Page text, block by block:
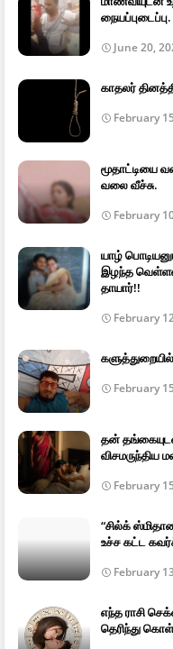
June 20,
காதலர்
February
மூதாட்டியை
வலை வீச்சு.
February
யாழ்
இழந்த
தாயார்!!
February
February
தன்
விசமருந்திய
February
“சில்க்
உச்ச கட்ட
February
எந்த ராசி
தெரிந்து